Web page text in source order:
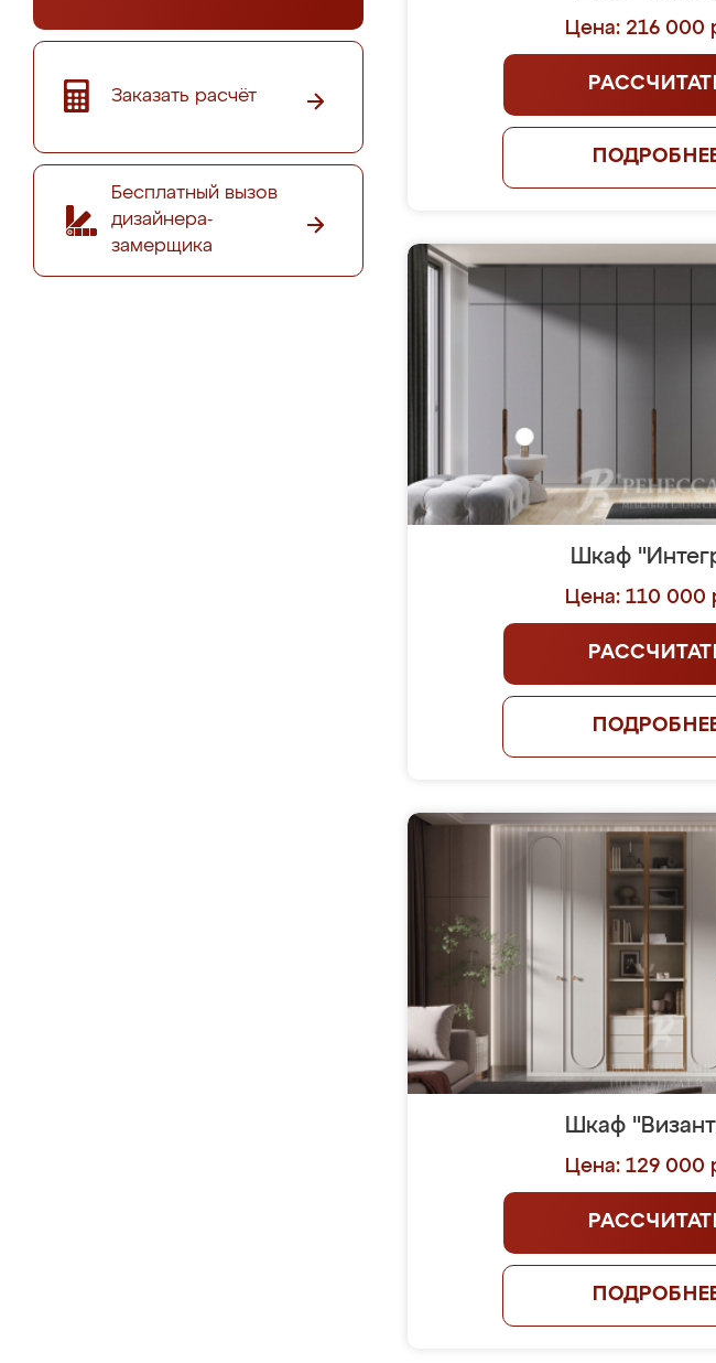
Заказать расчёт
Бесплатный вызов
дизайнера-
замерщика
Цена: 216 000
Шкаф
Цена: 110 000
Шкаф
Цена: 129 000